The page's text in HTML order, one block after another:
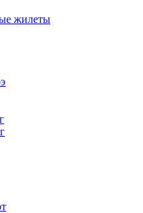
жилеты